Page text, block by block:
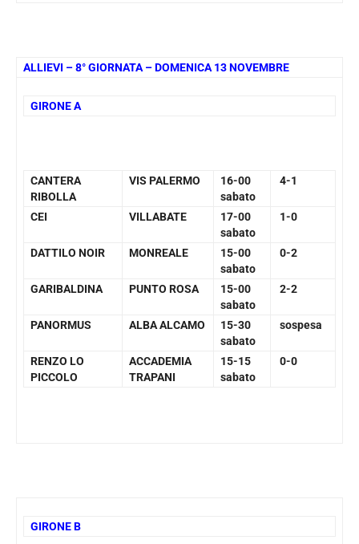
ALLIEVI – 8° GIORNATA – DOMENICA 13 NOVEMBRE
GIRONE A
CANTERA
RIBOLLA
VIS PALERMO
16-00
sabato
4-1
CEI VILLABATE
17-00
sabato
1-0
DATTILO NOIR MONREALE
15-00
sabato
0-2
GARIBALDINA PUNTO ROSA
15-00
sabato
2-2
PANORMUS ALBA ALCAMO
15-30
sabato
sospesa
RENZO LO
PICCOLO
ACCADEMIA
TRAPANI
15-15
sabato
0-0
GIRONE B